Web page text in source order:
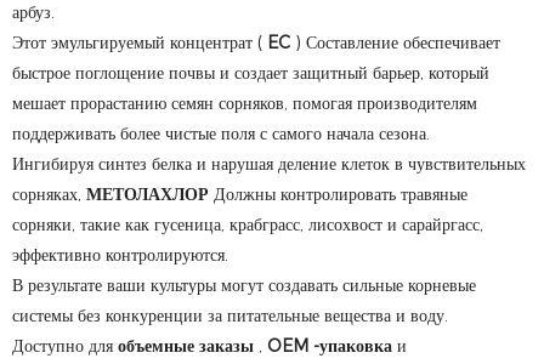
арбуз.
Этот эмульгируемый концентрат ( EC ) Составление обеспечивает
быстрое поглощение почвы и создает защитный барьер, который
мешает прорастанию семян сорняков, помогая производителям
поддерживать более чистые поля с самого начала сезона.
Ингибируя синтез белка и нарушая деление клеток в чувствительных
сорняках, МЕТОЛАХЛОР Должны контролировать травяные
сорняки, такие как гусеница, крабграсс, лисохвост и сарайргасс,
эффективно контролируются.
В результате ваши культуры могут создавать сильные корневые
системы без конкуренции за питательные вещества и воду.
Доступно для объемные заказы , OEM -упаковка и